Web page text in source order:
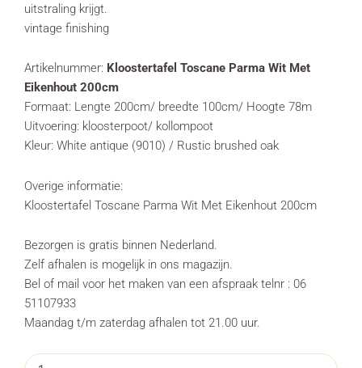
uitstraling krijgt.
vintage finishing
Artikelnummer: Kloostertafel Toscane Parma Wit Met
Eikenhout 200cm
Formaat: Lengte 200cm/ breedte 100cm/ Hoogte 78m
Uitvoering: kloosterpoot/ kollompoot
Kleur: White antique (9010) / Rustic brushed oak
Overige informatie:
Kloostertafel Toscane Parma Wit Met Eikenhout 200cm
Bezorgen is gratis binnen Nederland.
Zelf afhalen is mogelijk in ons magazijn.
Bel of mail voor het maken van een afspraak telnr : 06
51107933
Maandag t/m zaterdag afhalen tot 21.00 uur.
Kloostertafel